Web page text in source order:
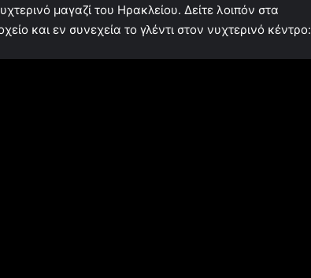
μαγαζί του Ηρακλείου. Δείτε λοιπόν στα
και εν συνεχεία το γλέντι στον νυχτερινό κέντρο: